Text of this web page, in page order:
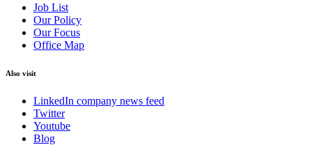
Job List
Our Policy
Our Focus
Office Map
Also visit
LinkedIn company news feed
Twitter
Youtube
Blog